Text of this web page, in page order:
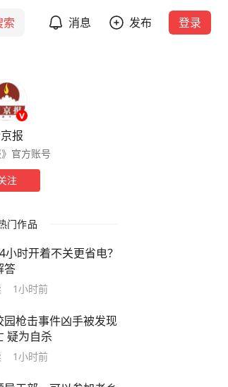
索 消息 发布 登录
报
》官方账号
注
门作品
小时开着不关更省电？
答
1小时前
园枪击事件凶手被发现
疑为自杀
1小时前